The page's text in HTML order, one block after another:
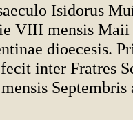
Isidorus Mu
VIII mensis
dioecesis.
inter Fratres
Septembris